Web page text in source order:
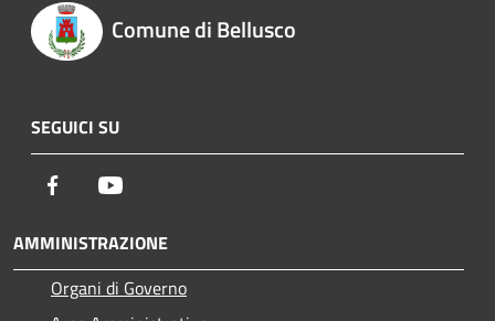
Comune di Bellusco
SEGUICI SU
Facebook
AMMINISTRAZIONE
Organi di Governo